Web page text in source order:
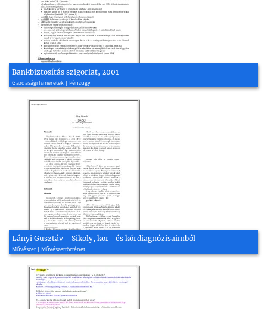
Bankbiztosítás szigorlat, 2001
Gazdasági Ismeretek | Pénzügy
Lányi Gusztáv - Sikoly, kor- és kórdiagnózisaimból
Művészet | Művészettörténet